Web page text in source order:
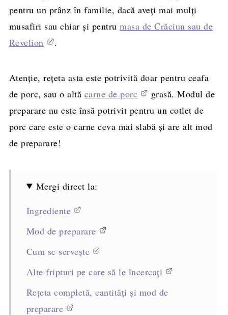
pentru un prânz în familie, dacă aveţi mai mulţi
musafiri sau chiar şi pentrumasa de Crăciun sau de
Revelion
.
Atenţie, reţeta asta este potrivită doar pentru ceafa
de porc, sau o altă carne de porc
grasă. Modul de
preparare nu este însă potrivit pentru un cotlet de
porc care este o carne ceva mai slabă și are alt mod
de preparare!
Mergi direct la:
Ingrediente
Mod de preparare
Cum se servește
Alte fripturi pe care să le încercați
Rețeta completă, cantități și mod de
preparare